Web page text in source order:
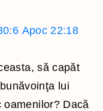
Apoc 22:18
să capăt
lui
oamenilor? Dacă